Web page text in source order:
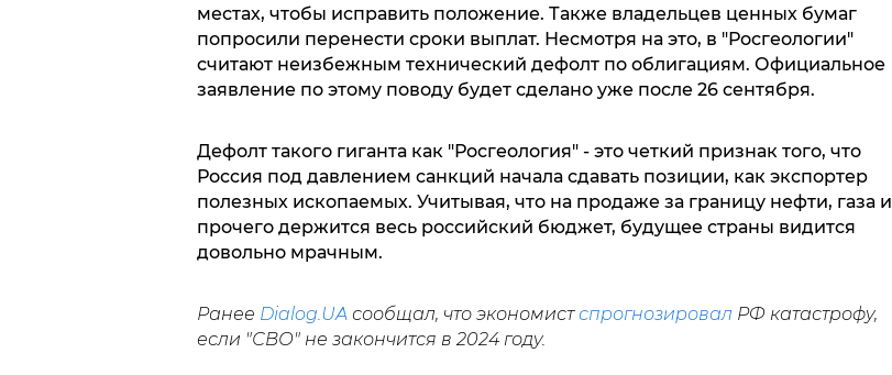
местах, чтобы исправить положение. Также владельцев ценных бумаг
попросили перенести сроки выплат. Несмотря на это, в "Росгеологии"
считают неизбежным технический дефолт по облигациям. Официальное
заявление по этому поводу будет сделано уже после 26 сентября.
Дефолт такого гиганта как "Росгеология" - это четкий признак того, что
Россия под давлением санкций начала сдавать позиции, как экспортер
полезных ископаемых. Учитывая, что на продаже за границу нефти, газа и
прочего держится весь российский бюджет, будущее страны видится
довольно мрачным.
Ранее Dialog.UA сообщал, что экономистспрогнозировал РФ катастрофу,
если "СВО" не закончится в 2024 году.